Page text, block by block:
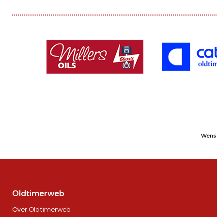
Oldtimerweb
Over Oldtimerweb